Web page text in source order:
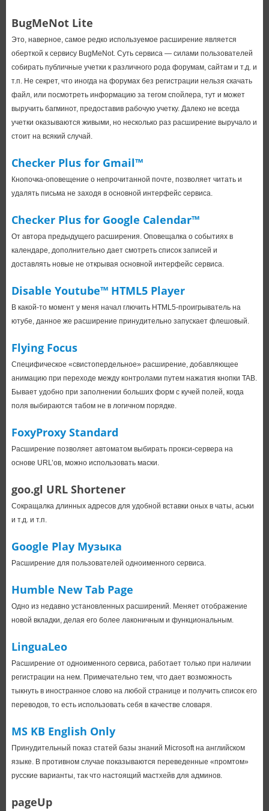
BugMeNot Lite
Это, наверное, самое редко используемое расширение является
оберткой к сервису BugMeNot. Суть сервиса — силами пользователей
собирать публичные учетки к различного рода форумам, сайтам и т.д. и
т.п. Не секрет, что иногда на форумах без регистрации нельзя скачать
файл, или посмотреть информацию за тегом спойлера, тут и может
выручить багминот, предоставив рабочую учетку. Далеко не всегда
учетки оказываются живыми, но несколько раз расширение выручало и
стоит на всякий случай.
Checker Plus for Gmail™
Кнопочка-оповещение о непрочитанной почте, позволяет читать и
удалять письма не заходя в основной интерфейс сервиса.
Checker Plus for Google Calendar™
От автора предыдущего расширения. Оповещалка о событиях в
календаре, дополнительно дает смотреть список записей и
доставлять новые не открывая основной интерфейс сервиса.
Disable Youtube™ HTML5 Player
В какой-то момент у меня начал глючить HTML5-проигрыватель на
ютубе, данное же расширение принудительно запускает флешовый.
Flying Focus
Специфическое «свистопердельное» расширение, добавляющее
анимацию при переходе между контролами путем нажатия кнопки TAB.
Бывает удобно при заполнении больших форм с кучей полей, когда
поля выбираются табом не в логичном порядке.
FoxyProxy Standard
Расширение позволяет автоматом выбирать прокси-сервера на
основе URL’ов, можно использовать маски.
goo.gl URL Shortener
Сокращалка длинных адресов для удобной вставки оных в чаты, аськи
и т.д. и т.п.
Google Play Музыка
Расширение для пользователей одноименного сервиса.
Humble New Tab Page
Одно из недавно установленных расширений. Меняет отображение
новой вкладки, делая его более лаконичным и функциональным.
LinguaLeo
Расширение от одноименного сервиса, работает только при наличии
регистрации на нем. Примечательно тем, что дает возможность
тыкнуть в иностранное слово на любой странице и получить список его
переводов, то есть использовать себя в качестве словаря.
MS KB English Only
Принудительный показ статей базы знаний Microsoft на английском
языке. В противном случае показываются переведенные «промтом»
русские варианты, так что настоящий мастхейв для админов.
pageUp